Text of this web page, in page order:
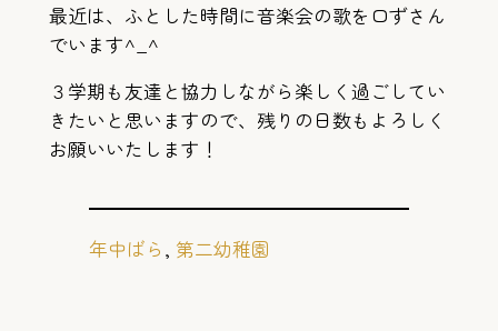
最近は、ふとした時間に音楽会の歌を口ずさん
でいます^_^
３学期も友達と協力しながら楽しく過ごしてい
きたいと思いますので、残りの日数もよろしく
お願いいたします！
年中ばら , 第二幼稚園